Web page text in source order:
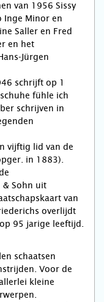
van 1956 Sissy
Inge Minor en
Saller en Fred
en het
Jürgen
schrijft op 1
fühle ich
schrijven in
vijftig lid van de
in 1883).
& Sohn uit
van
overlijdt
95 jarige leeftijd.
schaatsen
Voor de
kleine